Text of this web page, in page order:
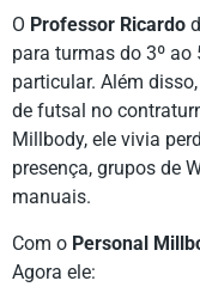
O Professor Ricardo
para turmas do 3º ao
particular. Além
de futsal no
Millbody, ele vivia
presença, grupos de
manuais.
Com o Personal
Agora ele: